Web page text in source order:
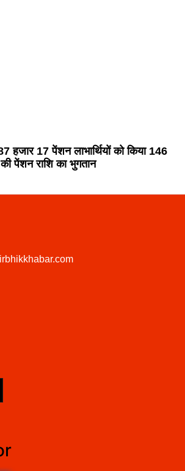
हजार 17 पेंशन लाभार्थियों को किया 146
पेंशन राशि का भुगतान